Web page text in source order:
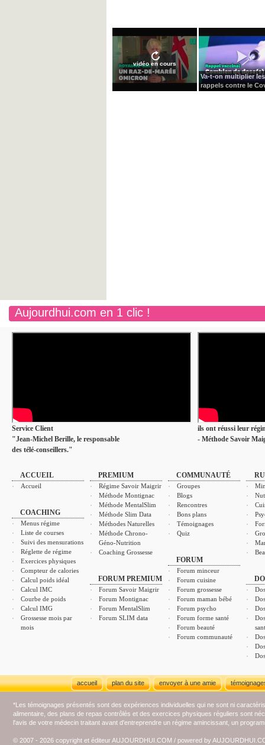
vidéo en cours
Va-t-on multiplier les
rappels contre le
Aujourdhui.com en 1 clic !
Service Client
"Jean-Michel Berille, le responsable
des télé-conseillers."
ils ont réussi leur
- Méthode Savoir
ACCUEIL
Accueil
COACHING
Menus régime
Liste de courses
Suivi des mensurations
Réglette de régime
Exercices physiques
Compteur de calories
Calcul poids idéal
Calcul IMC
Courbe de poids
Calcul IMG
Grossesse mois par
mois
PREMIUM
Régime Savoir Maigrir
Méthode Montignac
Méthode MentalSlim
Méthode Slim Data
Méthodes Naturelles
Méthode Chrono-
Géno-Nutrition
Coaching Grossesse
FORUM PREMIUM
Forum Savoir Maigrir
Forum Montignac
Forum MentalSlim
Forum SLIM data
COMMUNAUTÉ
Groupes
Blogs
Rencontres
Bons plans
Témoignages
Quiz
FORUM
Forum minceur
Forum cuisine
Forum grossesse
Forum maman bébé
Forum psycho
Forum forme santé
Forum beauté
Forum communauté
accueil plan du site envoyer à une amie
*Les témoignages présentés sont des expériences individuelles qui ne sont ni
alimentaire, des plans de repas contrôlés et des exercices physiques réguliers sont
l'avis de votre médecin traitant avant d'entreprendre un régime amincissant, un
© 2007 - 2026 copyright et éditeur AUJOURDHUI.COM / powered by